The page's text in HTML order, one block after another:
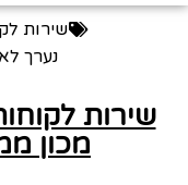
שירות
נערך
שירות
מכון